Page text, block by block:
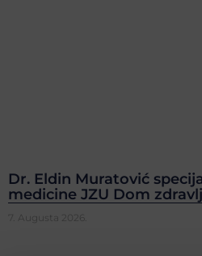
Dr. Eldin Muratović
medicine JZU Dom
7. Augusta 2026.